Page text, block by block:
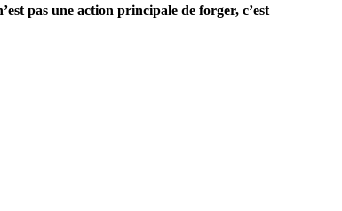
pas une action principale de forger, c’est